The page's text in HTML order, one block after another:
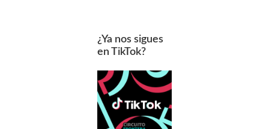
¿Ya nos sigues
en TikTok?